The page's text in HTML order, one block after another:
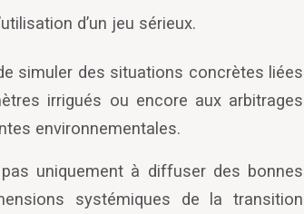
utilisation d’un jeu sérieux.
simuler des situations concrètes liées
irrigués ou encore aux arbitrages
environnementales.
uniquement à diffuser des bonnes
systémiques de la transition